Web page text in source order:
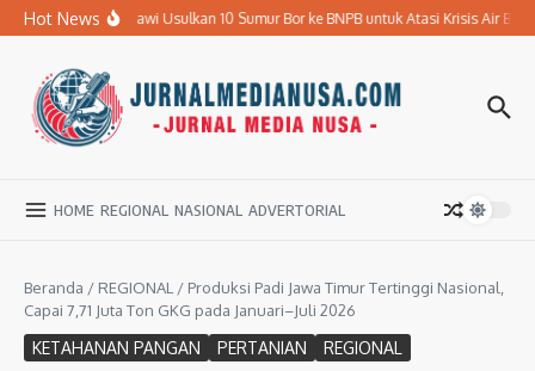
Lewati ke konten
Hot News
Pemkab Ngawi Usulkan 10 Sumur Bor ke BNPB untuk Atasi Krisis Air Bersih
HOME REGIONAL NASIONAL ADVERTORIAL
Beranda / REGIONAL / Produksi Padi Jawa Timur Tertinggi Nasional,
Capai 7,71 Juta Ton GKG pada Januari–Juli 2026
KETAHANAN PANGAN PERTANIAN REGIONAL